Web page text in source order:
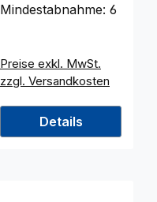
Mindestabnahme: 6
Preise exkl. MwSt.
zzgl. Versandkosten
Details